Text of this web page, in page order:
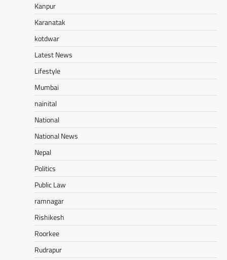
Kanpur
Karanatak
kotdwar
Latest News
Lifestyle
Mumbai
nainital
National
National News
Nepal
Politics
Public Law
ramnagar
Rishikesh
Roorkee
Rudrapur